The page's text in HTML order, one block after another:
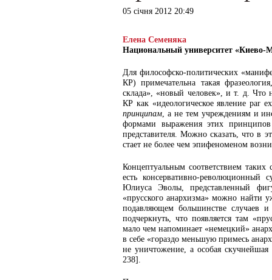
05 січня 2012 20:49
Елена Семеняка
Национальный университет «Киево-
Для философско-политических
КР) примечательна такая
склада», «новый человек», и т. д. Что
КР как «идеологическое явление par
принципам, а не тем учреждениям и
формами выражения этих
представителя. Можно сказать, что в
стает не более чем эпифеноменом
Концептуальным соответствием
есть консервативно-
Юлиуса Эволы, представленный
«прусского анархизма» можно найти
подавляющем большинстве случаев
подчеркнуть, что появляется там
мало чем напоминает «немецкий»
в себе «гораздо меньшую примесь
не уничтожение, а особая
238].